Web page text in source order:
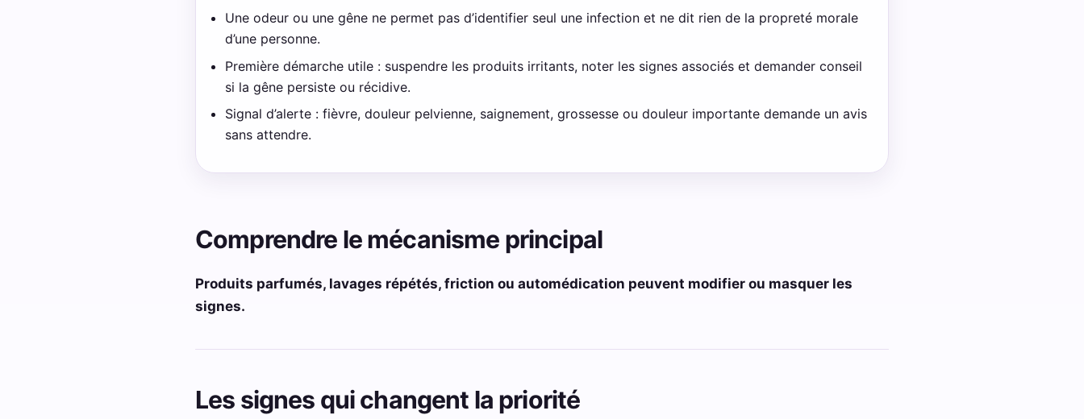
Une odeur ou une gêne ne permet pas d’identifier seul une infection et ne dit rien de la propreté morale
d’une personne.
Première démarche utile : suspendre les produits irritants, noter les signes associés et demander conseil
si la gêne persiste ou récidive.
Signal d’alerte : fièvre, douleur pelvienne, saignement, grossesse ou douleur importante demande un avis
sans attendre.
Comprendre le mécanisme principal
Produits parfumés, lavages répétés, friction ou automédication peuvent modifier ou masquer les
signes.
Les signes qui changent la priorité